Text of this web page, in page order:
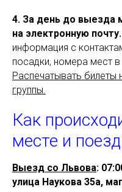
4. За день до выезда
на электронную почту.
информация с
посадки, номера мест
Распечатывать билеты
группы.
Как
месте и
Выезд со Львова:
улица Наукова 35а,